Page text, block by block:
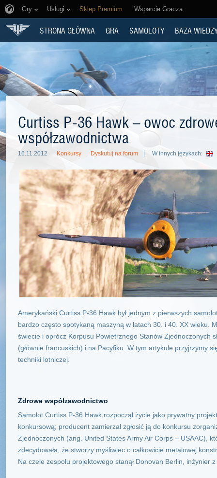
Gry Usługi Sklep Premium Wsparcie Gracza
STRONA GŁÓWNA GRA SAMOLOTY BAZA
Curtiss P-36 Hawk – owoc
współzawodnictwa
16.11.2012 Konkursy Dyskutuj na forum W innych językach:
Amerykański Curtiss P-36 Hawk był jednym z pierwszych
bardzo często spotykaną maszyną w latach 30. i 40. XX wieku.
świecie i oprócz Korpusu Powietrznego Stanów Zjednoczonych
(głównie francuskich) i na Pacyfiku. W tym artykule przyjrzymy
techniki lotniczej.
Zdrowe współzawodnictwo
Samolot Curtiss P-36 Hawk rozpoczął życie jako prywatny
konkursową; producent zamierzał zgłosić ją do konkursu
Zjednoczonych (ang. United States Army Air Corps – USAAC),
zdecydowała, że stworzy myśliwiec o całkowicie metalowej
Na czele zespołu projektowego stanął Donovan Berlin, inżynier